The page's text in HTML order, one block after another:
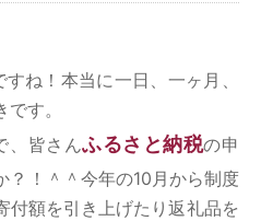
ね！本当に一日、一ヶ月、
す。
、皆さんふるさと納税の申
？！＾＾今年の10月から制度
付額を引き上げたり返礼品を